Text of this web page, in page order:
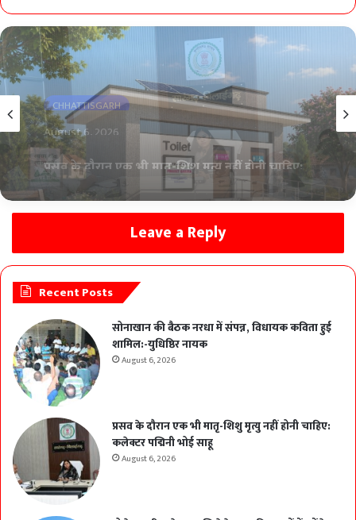
CHHATTISGARH
August 6, 2026
प्रोजेक्ट गरिमा के तहत जिले के 262 विद्यालयों में बनेंगे
मॉडल बालिका शौचालय
Leave a Reply
Recent Posts
सोनाखान की बैठक नरधा में संपन्न, विधायक कविता हुई
शामिल:-युधिष्ठिर नायक
August 6, 2026
प्रसव के दौरान एक भी मातृ-शिशु मृत्यु नहीं होनी चाहिए:
कलेक्टर पद्मिनी भोई साहू
August 6, 2026